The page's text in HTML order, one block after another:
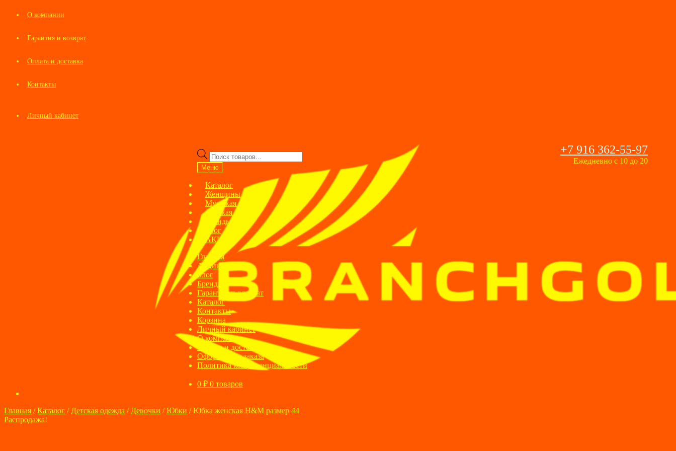
О компании
Гарантия и возврат
Оплата и доставка
Контакты
Личный кабинет
Поиск
товаров
+7 916 362-55-97
Ежедневно с 10 до 20
Меню
Каталог
Женщины
Мужская одежда
Детская одежда
Бренды
Блог
АКЦИИ
Главная
Акции
Блог
Бренды
Гарантия и возврат
Каталог
Контакты
Корзина
Личный кабинет
О компании
Оплата и доставка
Оформление заказа
Политика конфиденциальности
0 ₽ 0 товаров
Главная /Каталог / Детская одежда / Девочки /Юбки /Юбка женская H&M размер 44
Распродажа!